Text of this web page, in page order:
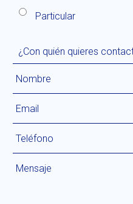
Particular